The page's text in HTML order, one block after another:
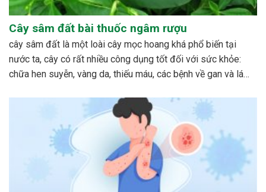
Cây sâm đất bài thuốc ngâm rượu
cây sâm đất là một loài cây mọc hoang khá phổ biến tại
nước ta, cây có rất nhiều công dụng tốt đối với sức khỏe:
chữa hen suyễn, vàng da, thiếu máu, các bệnh về gan và lá